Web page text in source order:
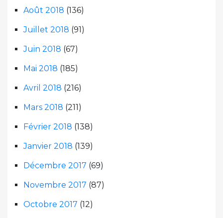
Août 2018 (136)
Juillet 2018 (91)
Juin 2018 (67)
Mai 2018 (185)
Avril 2018 (216)
Mars 2018 (211)
Février 2018 (138)
Janvier 2018 (139)
Décembre 2017 (69)
Novembre 2017 (87)
Octobre 2017 (12)